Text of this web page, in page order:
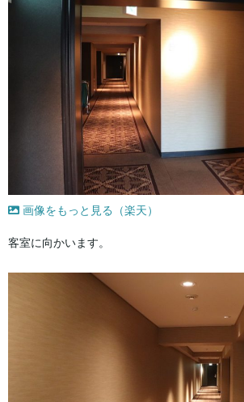
画像をもっと見る（楽天）
客室に向かいます。